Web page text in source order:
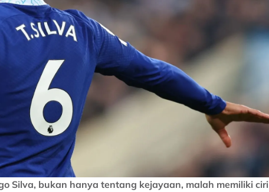
Silva, bukan hanya tentang kejayaan, malah memiliki ciri